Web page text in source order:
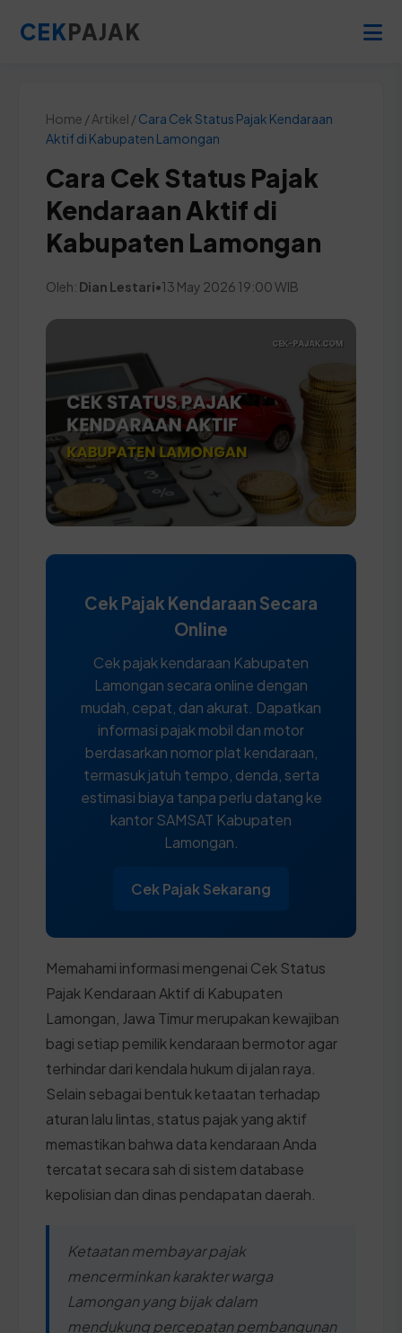
CEKPAJAK
Home / Artikel /Cara Cek Status Pajak Kendaraan
Aktif di Kabupaten Lamongan
Cara Cek Status Pajak
Kendaraan Aktif di
Kabupaten Lamongan
Oleh: Dian Lestari•13 May 2026 19:00 WIB
Cek Pajak Kendaraan Secara
Online
Cek pajak kendaraan Kabupaten
Lamongan secara online dengan
mudah, cepat, dan akurat. Dapatkan
informasi pajak mobil dan motor
berdasarkan nomor plat kendaraan,
termasuk jatuh tempo, denda, serta
estimasi biaya tanpa perlu datang ke
kantor SAMSAT Kabupaten
Lamongan.
Cek Pajak Sekarang
Memahami informasi mengenai Cek Status
Pajak Kendaraan Aktif di Kabupaten
Lamongan, Jawa Timur merupakan kewajiban
bagi setiap pemilik kendaraan bermotor agar
terhindar dari kendala hukum di jalan raya.
Selain sebagai bentuk ketaatan terhadap
aturan lalu lintas, status pajak yang aktif
memastikan bahwa data kendaraan Anda
tercatat secara sah di sistem database
kepolisian dan dinas pendapatan daerah.
Ketaatan membayar pajak
mencerminkan karakter warga
Lamongan yang bijak dalam
mendukung percepatan pembangunan